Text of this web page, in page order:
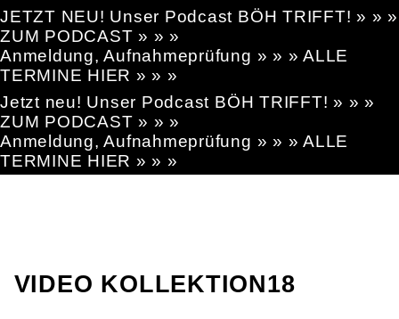
JETZT NEU! Unser Podcast BÖH TRIFFT! » » »
ZUM PODCAST » » »
Anmeldung, Aufnahmeprüfung » » » ALLE
TERMINE HIER » » »
Jetzt neu! Unser Podcast BÖH TRIFFT! » » »
ZUM PODCAST » » »
Anmeldung, Aufnahmeprüfung » » » ALLE
TERMINE HIER » » »
VIDEO KOLLEKTION18